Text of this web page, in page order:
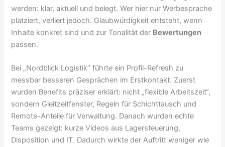
werden: klar, aktuell und belegt. Wer hier nur Werbesprache
platziert, verliert jedoch. Glaubwürdigkeit entsteht, wenn
Inhalte konkret sind und zur Tonalität der Bewertungen
passen.
Bei „Nordblick Logistik“ führte ein Profil-Refresh zu
messbar besseren Gesprächen im Erstkontakt. Zuerst
wurden Benefits präziser erklärt: nicht „flexible Arbeitszeit“,
sondern Gleitzeitfenster, Regeln für Schichttausch und
Remote-Anteile für Verwaltung. Danach wurden echte
Teams gezeigt: kurze Videos aus Lagersteuerung,
Disposition und IT. Dadurch wirkte der Auftritt weniger wie